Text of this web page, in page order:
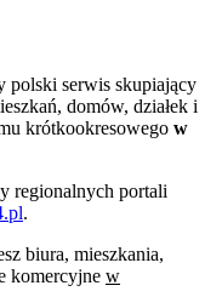
polski serwis skupiający
domów, działek i
krótkookresowego w
regionalnych portali
.
biura, mieszkania,
komercyjne w